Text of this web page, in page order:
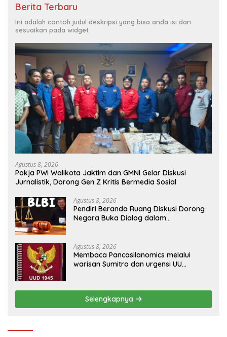
Berita Terbaru
Ini adalah contoh judul deskripsi yang bisa anda isi dan
sesuaikan pada widget
Agustus 8, 2026
Pokja PWI Walikota Jaktim dan GMNI Gelar Diskusi
Jurnalistik, Dorong Gen Z Kritis Bermedia Sosial
Agustus 8, 2026
Pendiri Beranda Ruang Diskusi Dorong
Negara Buka Dialog dalam
Agustus 8, 2026
Membaca Pancasilanomics melalui
warisan Sumitro dan urgensi UU
Selengkapnya